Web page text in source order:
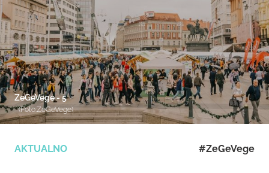
AKTUALNO #ZeGeVege
ZeGeVege - 5
(Foto:ZeGeVege)